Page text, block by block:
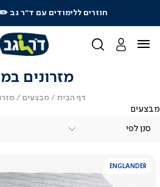
לרכישה טלפונית:
מזרונים
דף הבית דףמבצעים
מבצעים
סנן לפי
ENGLANDER